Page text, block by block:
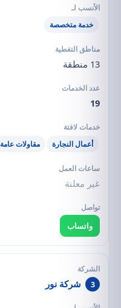
خدمة متخصصة
13 منطقة
19
أعمال النجارة مقاولات عامة
غير معلنة
واتساب
3 شركة نور